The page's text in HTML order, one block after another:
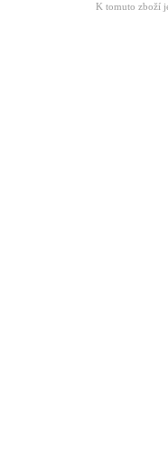
K tomuto zboží